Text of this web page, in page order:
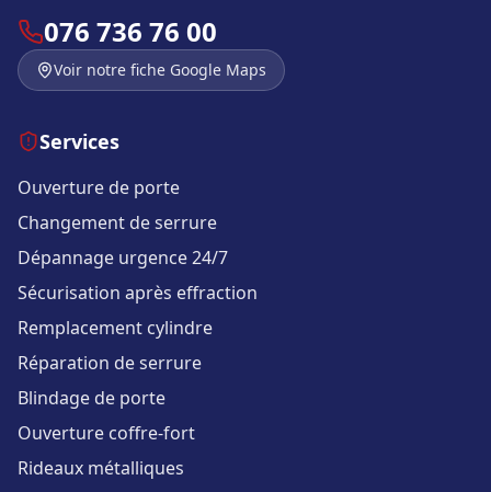
076 736 76 00
Voir notre fiche Google Maps
Services
Ouverture de porte
Changement de serrure
Dépannage urgence 24/7
Sécurisation après effraction
Remplacement cylindre
Réparation de serrure
Blindage de porte
Ouverture coffre-fort
Rideaux métalliques